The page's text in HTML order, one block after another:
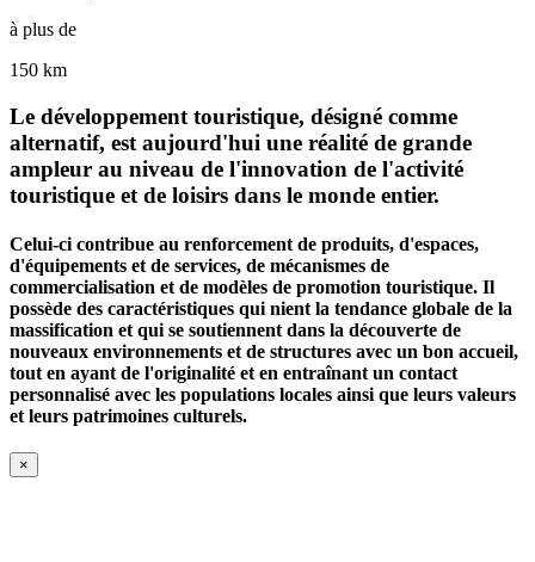
à plus de
150 km
Le développement touristique, désigné comme
alternatif, est aujourd'hui une réalité de grande
ampleur au niveau de l'innovation de l'activité
touristique et de loisirs dans le monde entier.
Celui-ci contribue au renforcement de produits, d'espaces,
d'équipements et de services, de mécanismes de
commercialisation et de modèles de promotion touristique. Il
possède des caractéristiques qui nient la tendance globale de la
massification et qui se soutiennent dans la découverte de
nouveaux environnements et de structures avec un bon accueil,
tout en ayant de l'originalité et en entraînant un contact
personnalisé avec les populations locales ainsi que leurs valeurs
et leurs patrimoines culturels.
×